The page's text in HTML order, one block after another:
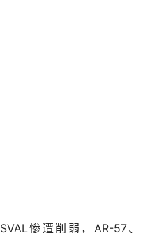
惨遭削弱，AR-57、